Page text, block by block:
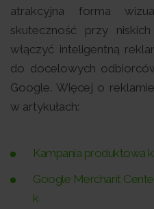
atrakcyjna forma
skuteczność przy
włączyć inteligentną
do docelowych
Google. Więcej o
w artykułach:
Kampania produktowa
Google Merchant
k.